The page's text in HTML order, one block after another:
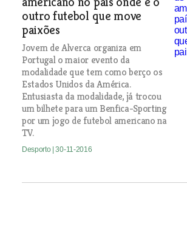
outro futebol que move
paixões
Jovem de Alverca organiza em
Portugal o maior evento da
modalidade que tem como berço os
Estados Unidos da América.
Entusiasta da modalidade, já trocou
um bilhete para um Benfica-Sporting
por um jogo de futebol americano na
TV.
Desporto | 30-11-2016